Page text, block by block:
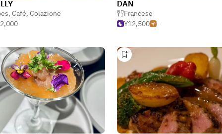
, Café, Colazione
DAN
Francese
¥12,500
-